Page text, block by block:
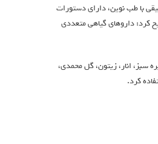
با طب نوین، دارای دستورات
کرد: داروهای گیاهی متعددی
سبز، انار، زیتون، گل محمدی،
کرد.